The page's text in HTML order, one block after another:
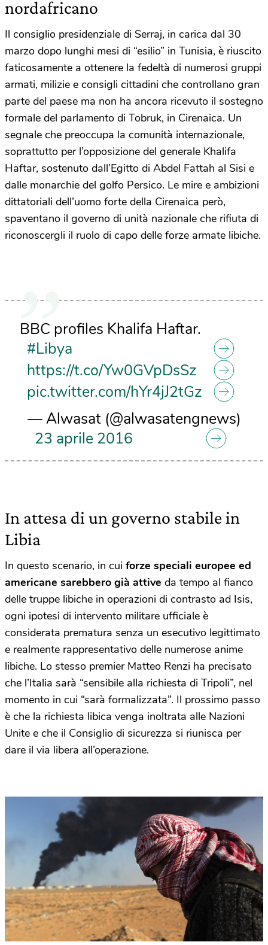
nordafricano
Il consiglio presidenziale di Serraj, in carica dal 30
marzo dopo lunghi mesi di “esilio” in Tunisia, è riuscito
faticosamente a ottenere la fedeltà di numerosi gruppi
armati, milizie e consigli cittadini che controllano gran
parte del paese ma non ha ancora ricevuto il sostegno
formale del parlamento di Tobruk, in Cirenaica. Un
segnale che preoccupa la comunità internazionale,
soprattutto per l’opposizione del generale Khalifa
Haftar, sostenuto dall’Egitto di Abdel Fattah al Sisi e
dalle monarchie del golfo Persico. Le mire e ambizioni
dittatoriali dell’uomo forte della Cirenaica però,
spaventano il governo di unità nazionale che rifiuta di
riconoscergli il ruolo di capo delle forze armate libiche.
BBC profiles Khalifa Haftar.
#Libya
https://t.co/Yw0GVpDsSz
pic.twitter.com/hYr4jJ2tGz
— Alwasat (@alwasatengnews)
23 aprile 2016
In attesa di un governo stabile in
Libia
In questo scenario, in cui forze speciali europee ed
americane sarebbero già attive da tempo al fianco
delle truppe libiche in operazioni di contrasto ad Isis,
ogni ipotesi di intervento militare ufficiale è
considerata prematura senza un esecutivo legittimato
e realmente rappresentativo delle numerose anime
libiche. Lo stesso premier Matteo Renzi ha precisato
che l’Italia sarà “sensibile alla richiesta di Tripoli”, nel
momento in cui “sarà formalizzata”. Il prossimo passo
è che la richiesta libica venga inoltrata alle Nazioni
Unite e che il Consiglio di sicurezza si riunisca per
dare il via libera all’operazione.